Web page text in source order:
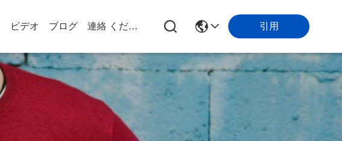
ビデオ ブログ 連絡 ください 引用